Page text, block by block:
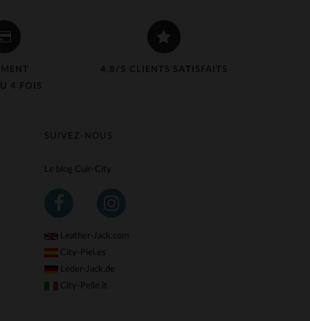
4 FOIS
4,8/5 CLIENTS SATISFAITS
SUIVEZ-NOUS
Le blog Cuir-City
Leather-Jack.com
City-Piel.es
Leder-Jack.de
City-Pelle.it